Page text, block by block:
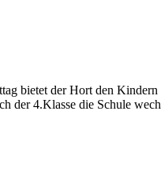
bietet der Hort den
der 4.Klasse die Schule